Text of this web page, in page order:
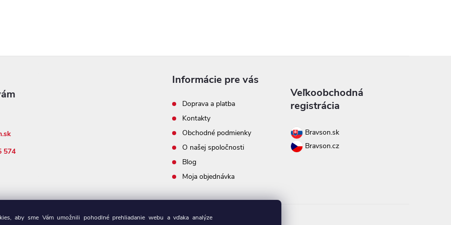
aby sme Vám umožnili pohodlné prehliadanie webu a vďaka analýze
574
Informácie pre vás
Doprava a platba
Kontakty
Obchodné podmienky
O našej spoločnosti
Blog
Moja objednávka
Veľkoobchodná
registrácia
Bravson.sk
Bravson.cz